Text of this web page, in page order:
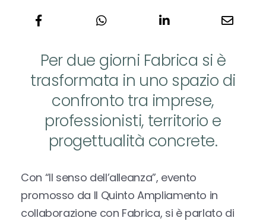
Per due giorni Fabrica si è
trasformata in uno spazio di
confronto tra imprese,
professionisti, territorio e
progettualità concrete.
Con “Il senso dell’alleanza”, evento
promosso da Il Quinto Ampliamento in
collaborazione con Fabrica, si è parlato di